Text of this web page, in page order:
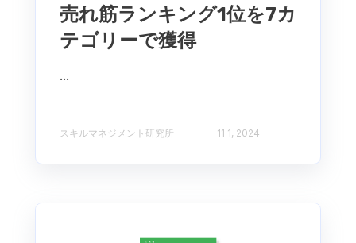
売れ筋ランキング1位を7カ
テゴリーで獲得
...
スキルマネジメント研究所 11 1, 2024